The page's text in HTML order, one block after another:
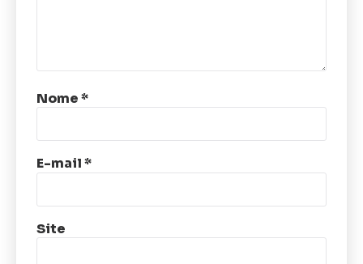
Nome*
E-mail*
Site